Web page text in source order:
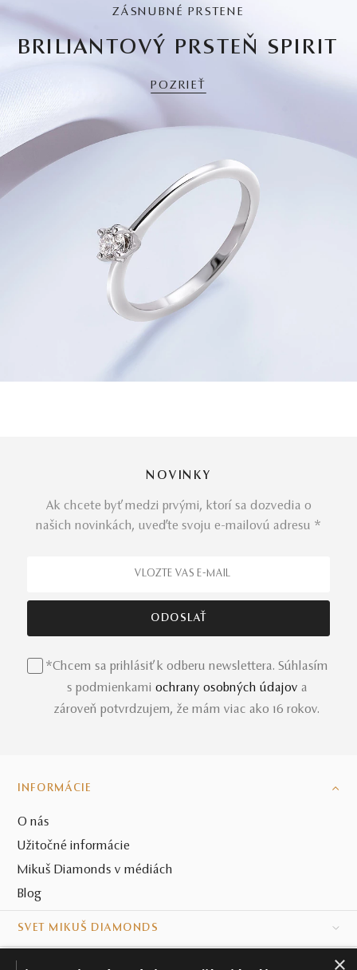
ZÁSNUBNÉ PRSTENE
BRILIANTOVÝ PRSTEŇ SPIRIT
POZRIEŤ
NOVINKY
Ak chcete byť medzi prvými, ktorí sa dozvedia o
našich novinkách, uveďte svoju e-mailovú adresu *
*Chcem sa prihlásiť k odberu newslettera. Súhlasím
s podmienkami ochrany osobných údajov a
zároveň potvrdzujem, že mám viac ako 16 rokov.
INFORMÁCIE
O nás
Užitočné informácie
Mikuš Diamonds v médiách
Blog
SVET MIKUŠ DIAMONDS
×